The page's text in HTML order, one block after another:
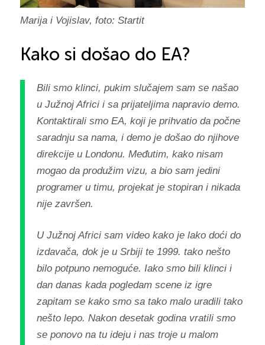
Marija i Vojislav, foto: Startit
Kako si došao do EA?
Bili smo klinci, pukim slučajem sam se našao
u Južnoj Africi i sa prijateljima napravio demo.
Kontaktirali smo EA, koji je prihvatio da počne
saradnju sa nama, i demo je došao do njihove
direkcije u Londonu. Međutim, kako nisam
mogao da produžim vizu, a bio sam jedini
programer u timu, projekat je stopiran i nikada
nije završen.
U Južnoj Africi sam video kako je lako doći do
izdavača, dok je u Srbiji te 1999. tako nešto
bilo potpuno nemoguće. Iako smo bili klinci i
dan danas kada pogledam scene iz igre
zapitam se kako smo sa tako malo uradili tako
nešto lepo. Nakon desetak godina vratili smo
se ponovo na tu ideju i nas troje u malom